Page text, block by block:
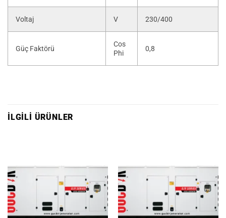
Voltaj V 230/400
Güç Faktörü
Cos
Phi
0,8
İLGILI ÜRÜNLER